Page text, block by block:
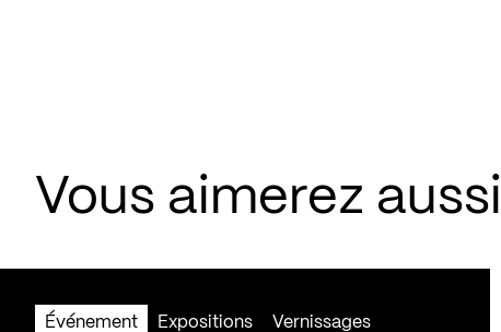
Vous aimerez
Événement Expositions Vernissages